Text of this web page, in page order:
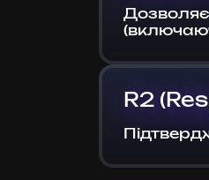
Дозволяє
R2